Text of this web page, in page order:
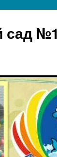
сад